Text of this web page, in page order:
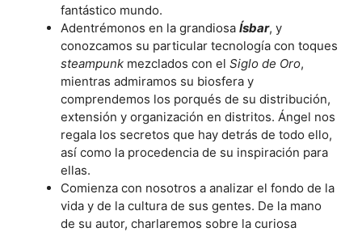
fantástico mundo.
Adentrémonos en la grandiosa Ísbar, y
conozcamos su particular tecnología con toques
steampunk mezclados con el Siglo de Oro,
mientras admiramos su biosfera y
comprendemos los porqués de su distribución,
extensión y organización en distritos. Ángel nos
regala los secretos que hay detrás de todo ello,
así como la procedencia de su inspiración para
ellas.
Comienza con nosotros a analizar el fondo de la
vida y de la cultura de sus gentes. De la mano
de su autor, charlaremos sobre la curiosa